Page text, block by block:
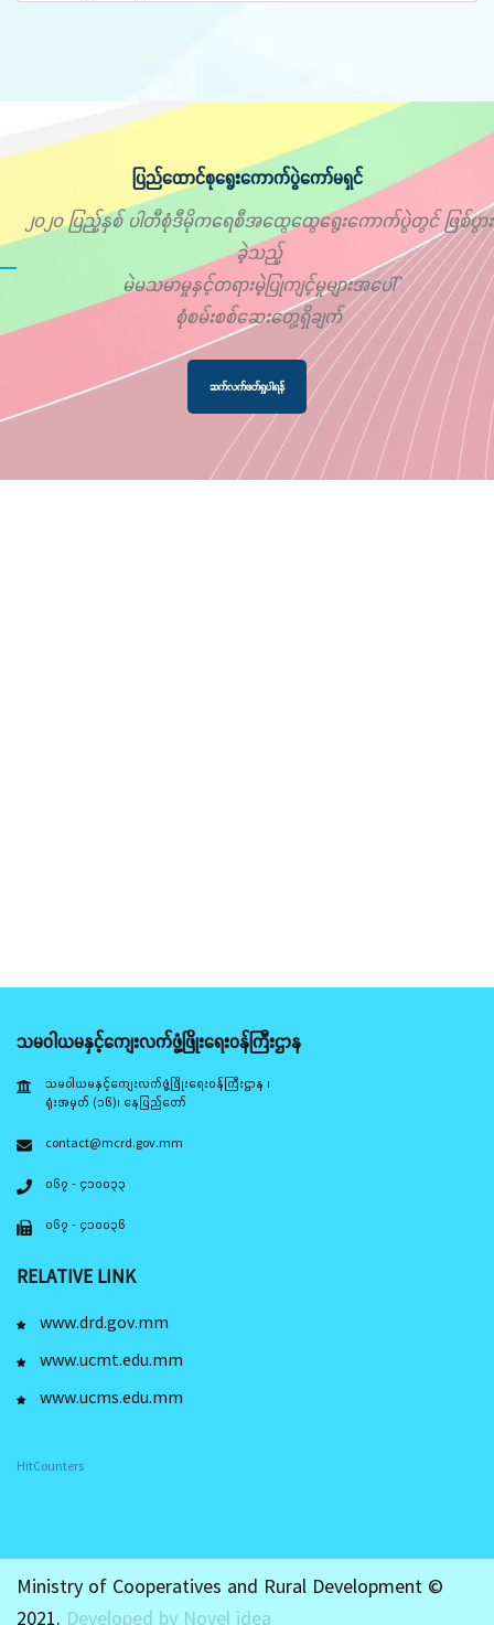
ပြည်ထောင်စုရွေးကောက်ပွဲကော်မရှင်
၂၀၂၀ ပြည့်နှစ် ပါတီစုံဒီမိုကရေစီအထွေထွေရွေးကောက်ပွဲတွင် ဖြစ်ပွား
ခဲ့သည့်
မဲမသမာမှုနှင့်တရားမဲ့ပြုကျင့်မှုများအပေါ်
စုံစမ်းစစ်ဆေးတွေ့ရှိချက်
ဆက်လက်ဖတ်ရှုပါရန်
သမဝါယမနှင့်ကျေးလက်ဖွံ့ဖြိုးရေးဝန်ကြီးဌာန
သမဝါယမနှင့်ကျေးလက်ဖွံ့ဖြိုးရေးဝန်ကြီးဌာန ၊
ရုံးအမှတ် (၁၆)၊ နေပြည်တော်
contact@mcrd.gov.mm
၀၆၇ - ၄၁၀၀၃၃
၀၆၇ - ၄၁၀၀၃၆
RELATIVE LINK
www.drd.gov.mm
www.ucmt.edu.mm
www.ucms.edu.mm
HitCounters
Ministry of Cooperatives and Rural Development ©
2021. Developed by Novel idea